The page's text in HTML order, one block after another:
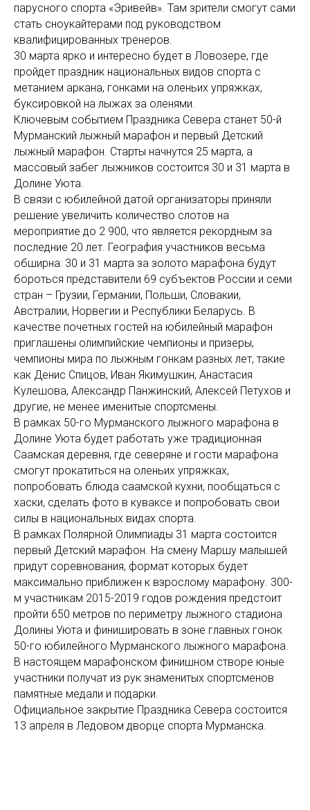
парусного спорта «Эривейв». Там зрители смогут сами
стать сноукайтерами под руководством
квалифицированных тренеров.
30 марта ярко и интересно будет в Ловозере, где
пройдет праздник национальных видов спорта с
метанием аркана, гонками на оленьих упряжках,
буксировкой на лыжах за оленями.
Ключевым событием Праздника Севера станет 50-й
Мурманский лыжный марафон и первый Детский
лыжный марафон. Старты начнутся 25 марта, а
массовый забег лыжников состоится 30 и 31 марта в
Долине Уюта.
В связи с юбилейной датой организаторы приняли
решение увеличить количество слотов на
мероприятие до 2 900, что является рекордным за
последние 20 лет. География участников весьма
обширна: 30 и 31 марта за золото марафона будут
бороться представители 69 субъектов России и семи
стран – Грузии, Германии, Польши, Словакии,
Австралии, Норвегии и Республики Беларусь. В
качестве почетных гостей на юбилейный марафон
приглашены олимпийские чемпионы и призеры,
чемпионы мира по лыжным гонкам разных лет, такие
как Денис Спицов, Иван Якимушкин, Анастасия
Кулешова, Александр Панжинский, Алексей Петухов и
другие, не менее именитые спортсмены.
В рамках 50-го Мурманского лыжного марафона в
Долине Уюта будет работать уже традиционная
Саамская деревня, где северяне и гости марафона
смогут прокатиться на оленьих упряжках,
попробовать блюда саамской кухни, пообщаться с
хаски, сделать фото в куваксе и попробовать свои
силы в национальных видах спорта.
В рамках Полярной Олимпиады 31 марта состоится
первый Детский марафон. На смену Маршу малышей
придут соревнования, формат которых будет
максимально приближен к взрослому марафону. 300-
м участникам 2015-2019 годов рождения предстоит
пройти 650 метров по периметру лыжного стадиона
Долины Уюта и финишировать в зоне главных гонок
50-го юбилейного Мурманского лыжного марафона.
В настоящем марафонском финишном створе юные
участники получат из рук знаменитых спортсменов
памятные медали и подарки.
Официальное закрытие Праздника Севера состоится
13 апреля в Ледовом дворце спорта Мурманска.